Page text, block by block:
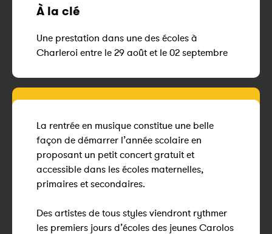
À la clé
Une prestation dans une des écoles à
Charleroi entre le 29 août et le 02 septembre
La rentrée en musique constitue une belle
façon de démarrer l’année scolaire en
proposant un petit concert gratuit et
accessible dans les écoles maternelles,
primaires et secondaires.
Des artistes de tous styles viendront rythmer
les premiers jours d’écoles des jeunes Carolos